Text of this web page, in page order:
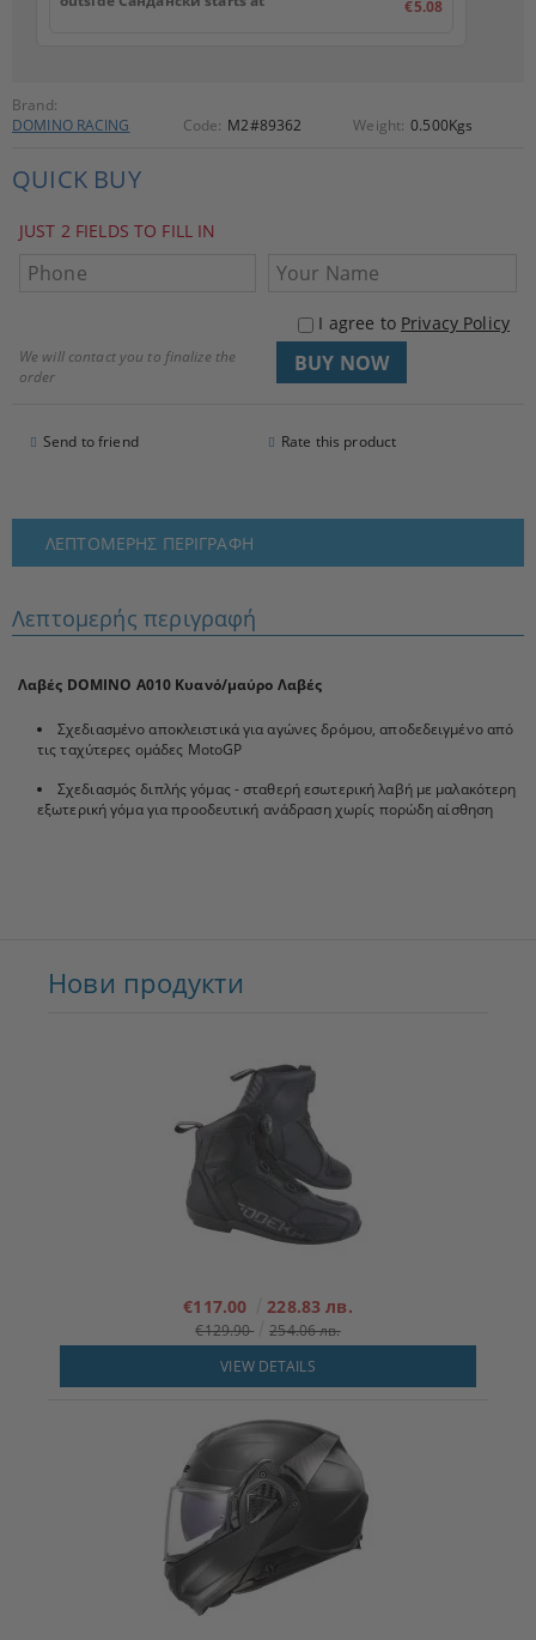
Brand:
DOMINO RACING
Code: M2#89362 Weight: 0.500Kgs
QUICK BUY
JUST 2 FIELDS TO FILL IN
I agree to Privacy Policy
We will contact you to finalize the
order
Send to friend Rate this product
€5.08
ΛΕΠΤΟΜΕΡΉΣ ΠΕΡΙΓΡΑΦΉ
Λεπτομερής περιγραφή
Λαβές DOMINO A010 Κυανό/μαύρο Λαβές
Σχεδιασμένο αποκλειστικά για αγώνες δρόμου, αποδεδειγμένο από
τις ταχύτερες ομάδες MotoGP
Σχεδιασμός διπλής γόμας - σταθερή εσωτερική λαβή με μαλακότερη
εξωτερική γόμα για προοδευτική ανάδραση χωρίς πορώδη αίσθηση
Нови продукти
€117.00 228.83 лв.
€129.90
254.06 лв.
VIEW DETAILS